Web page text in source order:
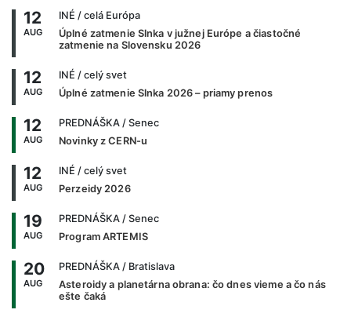
12
AUG
INÉ / celá Európa
Úplné zatmenie Slnka v južnej Európe a čiastočné
zatmenie na Slovensku 2026
12
AUG
INÉ / celý svet
Úplné zatmenie Slnka 2026 – priamy prenos
12
AUG
PREDNÁŠKA / Senec
Novinky z CERN-u
12
AUG
INÉ / celý svet
Perzeidy 2026
19
AUG
PREDNÁŠKA / Senec
Program ARTEMIS
20
AUG
PREDNÁŠKA / Bratislava
Asteroidy a planetárna obrana: čo dnes vieme a čo nás
ešte čaká